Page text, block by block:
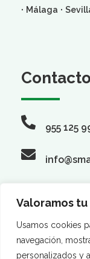
Valoramos
Usamos cookies
navegación,
personalizados y
· Málaga ·
Contacto
955 125